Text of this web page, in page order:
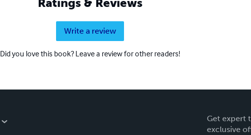
Write a review
Did you love this book? Leave a review for other readers!
Get expert
exclusive